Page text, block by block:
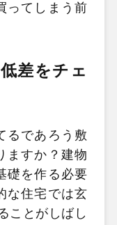
ってしまう前
差をチェ
るであろう敷
ますか？建物
礎を作る必要
な住宅では玄
ことがしばし